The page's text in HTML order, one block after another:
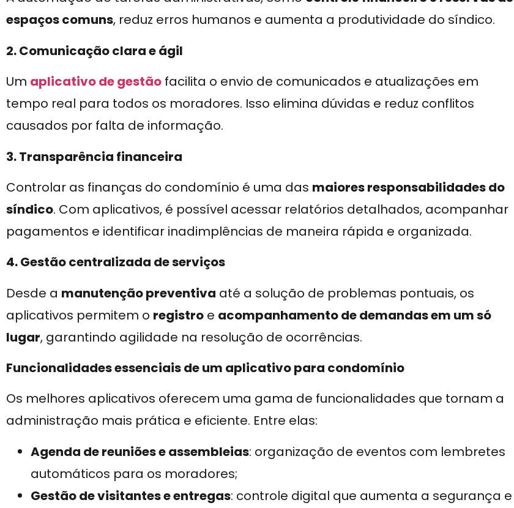
espaços comuns, reduz erros humanos e aumenta a produtividade do síndico.
2. Comunicação clara e ágil
Um aplicativo de gestão facilita o envio de comunicados e atualizações em
tempo real para todos os moradores. Isso elimina dúvidas e reduz conflitos
causados por falta de informação.
3. Transparência financeira
Controlar as finanças do condomínio é uma das maiores responsabilidades do
síndico. Com aplicativos, é possível acessar relatórios detalhados, acompanhar
pagamentos e identificar inadimplências de maneira rápida e organizada.
4. Gestão centralizada de serviços
Desde a manutenção preventiva até a solução de problemas pontuais, os
aplicativos permitem o registro e acompanhamento de demandas em um só
lugar, garantindo agilidade na resolução de ocorrências.
Funcionalidades essenciais de um aplicativo para condomínio
Os melhores aplicativos oferecem uma gama de funcionalidades que tornam a
administração mais prática e eficiente. Entre elas:
Agenda de reuniões e assembleias: organização de eventos com lembretes
automáticos para os moradores;
Gestão de visitantes e entregas: controle digital que aumenta a segurança e